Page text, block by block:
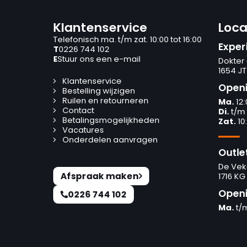
Klantenservice
Telefonisch ma. t/m zat. 10:00 tot 16:00
T0226 744 102
EStuur ons een e-mail
Klantenservice
Bestelling wijzigen
Ruilen en retourneren
Contact
Betalingsmogelijkheden
Vacatures
Onderdelen aanvragen
Afspraak maken
0226 744 102
Dokter
1654
Ma.
Di.t/m
Zat.
De
1716
Ma.t/